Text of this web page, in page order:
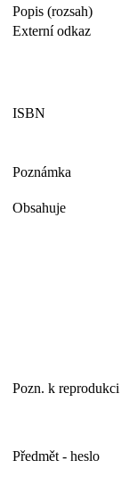
Popis (rozsah)
Externí odkaz
ISBN
Poznámka
Obsahuje
Pozn. k reprodukci
Předmět - heslo